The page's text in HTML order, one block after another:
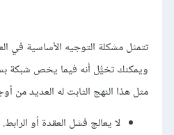
تتمثل مشكلة التوجيه الأساسية في
ويمكنك تخيُّل أنه فيما يخص شبكة
مثل هذا النهج الثابت له العديد من
لا يعالج فشل العقدة أو الرابط.